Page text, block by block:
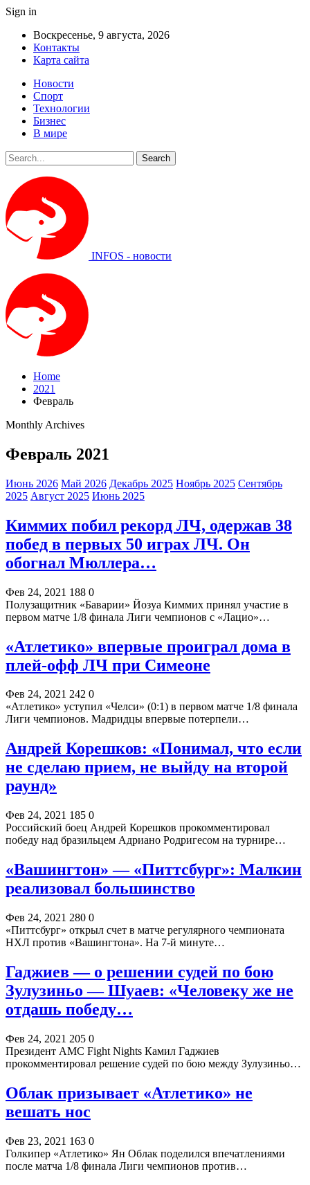
Sign in
Воскресенье, 9 августа, 2026
Контакты
Карта сайта
Новости
Спорт
Технологии
Бизнес
В мире
INFOS - новости
Home
2021
Февраль
Monthly Archives
Февраль 2021
Июнь 2026 Май 2026 Декабрь 2025 Ноябрь 2025 Сентябрь
2025 Август 2025 Июнь 2025
Киммих побил рекорд ЛЧ, одержав 38
побед в первых 50 играх ЛЧ. Он
обогнал Мюллера…
Фев 24, 2021 188 0
Полузащитник «Баварии» Йозуа Киммих принял участие в
первом матче 1/8 финала Лиги чемпионов с «Лацио»…
«Атлетико» впервые проиграл дома в
плей-офф ЛЧ при Симеоне
Фев 24, 2021 242 0
«Атлетико» уступил «Челси» (0:1) в первом матче 1/8 финала
Лиги чемпионов. Мадридцы впервые потерпели…
Андрей Корешков: «Понимал, что если
не сделаю прием, не выйду на второй
раунд»
Фев 24, 2021 185 0
Российский боец Андрей Корешков прокомментировал
победу над бразильцем Адриано Родригесом на турнире…
«Вашингтон» — «Питтсбург»: Малкин
реализовал большинство
Фев 24, 2021 280 0
«Питтсбург» открыл счет в матче регулярного чемпионата
НХЛ против «Вашингтона». На 7-й минуте…
Гаджиев — о решении судей по бою
Зулузиньо — Шуаев: «Человеку же не
отдашь победу…
Фев 24, 2021 205 0
Президент АМС Fight Nights Камил Гаджиев
прокомментировал решение судей по бою между Зулузиньо…
Облак призывает «Атлетико» не
вешать нос
Фев 23, 2021 163 0
Голкипер «Атлетико» Ян Облак поделился впечатлениями
после матча 1/8 финала Лиги чемпионов против…